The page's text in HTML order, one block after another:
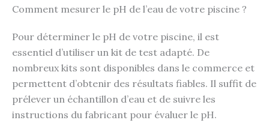
Comment mesurer le pH de l’eau de votre piscine ?
Pour déterminer le pH de votre piscine, il est
essentiel d’utiliser un kit de test adapté. De
nombreux kits sont disponibles dans le commerce et
permettent d’obtenir des résultats fiables. Il suffit de
prélever un échantillon d’eau et de suivre les
instructions du fabricant pour évaluer le pH.